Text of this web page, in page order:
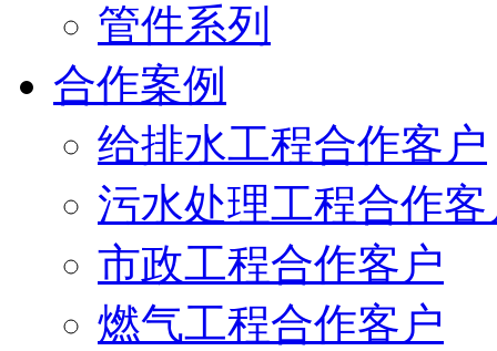
管件系列
合作案例
给排水工程合作客户
污水处理工程合作客
市政工程合作客户
燃气工程合作客户